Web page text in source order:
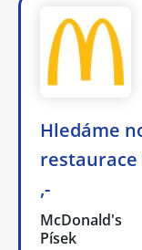
Hledáme
restaurace
,-
McDonald's
Písek